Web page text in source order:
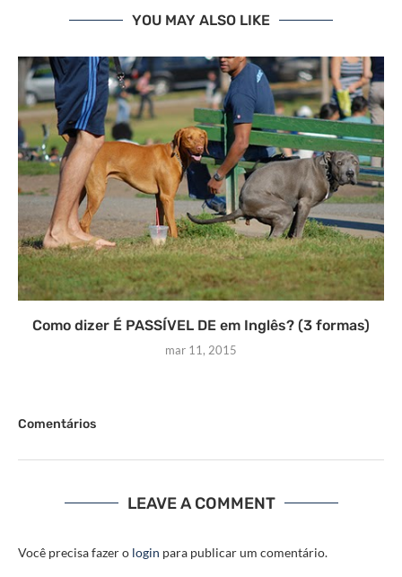
YOU MAY ALSO LIKE
Como dizer É PASSÍVEL DE em Inglês? (3 formas)
mar 11, 2015
Comentários
LEAVE A COMMENT
Você precisa fazer o login para publicar um comentário.